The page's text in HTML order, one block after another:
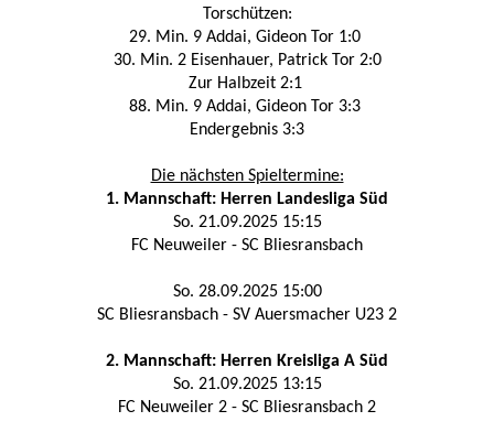
Torschützen:
29. Min. 9 Addai, Gideon Tor 1:0
30. Min. 2 Eisenhauer, Patrick Tor 2:0
Zur Halbzeit 2:1
88. Min. 9 Addai, Gideon Tor 3:3
Endergebnis 3:3
Die nächsten Spieltermine:
1. Mannschaft: Herren Landesliga Süd
So. 21.09.2025 15:15
FC Neuweiler - SC Bliesransbach
So. 28.09.2025 15:00
SC Bliesransbach - SV Auersmacher U23 2
2. Mannschaft: Herren Kreisliga A Süd
So. 21.09.2025 13:15
FC Neuweiler 2 - SC Bliesransbach 2